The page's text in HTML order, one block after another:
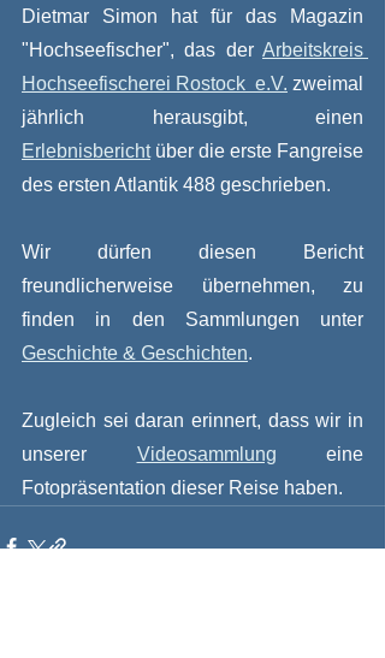
Dietmar Simon hat für das Magazin
"Hochseefischer", das der Arbeitskreis
Hochseefischerei Rostock  e.V. zweimal
Erlebnisbericht über die erste Fangreise
des ersten Atlantik 488 geschrieben.
Wir dürfen diesen Bericht
freundlicherweise übernehmen, zu
Geschichte & Geschichten.
Zugleich sei daran erinnert, dass wir in
unserer Videosammlung eine
Fotopräsentation dieser Reise haben.